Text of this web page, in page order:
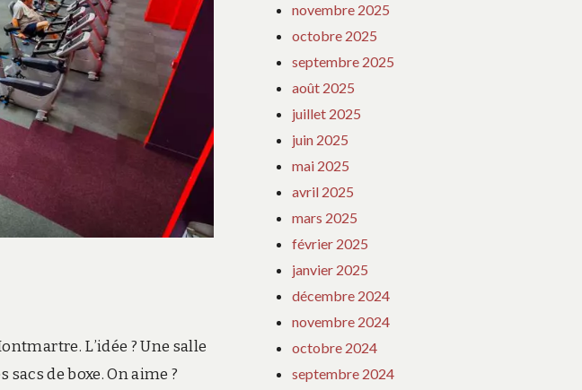
L’idée ? Une salle
de boxe. On aime ?
novembre 2025
octobre 2025
septembre 2025
août 2025
juillet 2025
juin 2025
mai 2025
avril 2025
mars 2025
février 2025
janvier 2025
décembre 2024
novembre 2024
octobre 2024
septembre 2024